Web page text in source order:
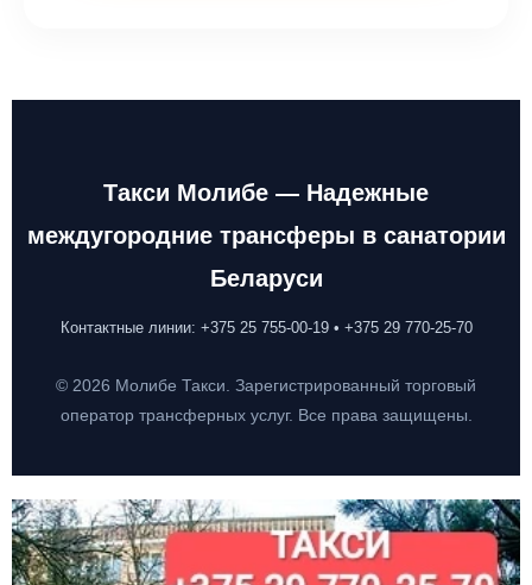
Такси Молибе — Надежные
междугородние трансферы в санатории
Беларуси
Контактные линии: +375 25 755-00-19 • +375 29 770-25-70
© 2026 Молибе Такси. Зарегистрированный торговый
оператор трансферных услуг. Все права защищены.